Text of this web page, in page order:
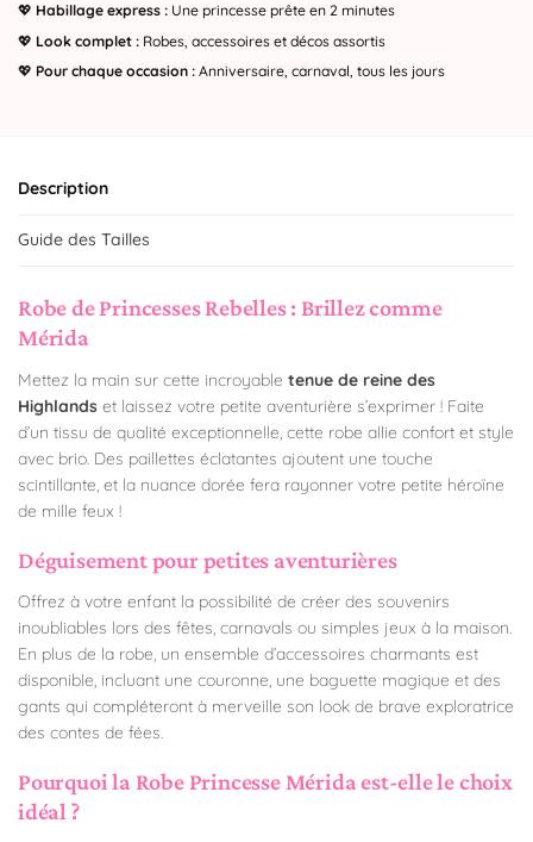
💖 Habillage express : Une princesse prête en 2 minutes
💖 Look complet : Robes, accessoires et décos assortis
💖 Pour chaque occasion : Anniversaire, carnaval, tous les jours
Description
Guide des Tailles
Robe de Princesses Rebelles : Brillez comme
Mérida
Mettez la main sur cette incroyable tenue de reine des
Highlands et laissez votre petite aventurière s’exprimer ! Faite
d’un tissu de qualité exceptionnelle, cette robe allie confort et style
avec brio. Des paillettes éclatantes ajoutent une touche
scintillante, et la nuance dorée fera rayonner votre petite héroïne
de mille feux !
Déguisement pour petites aventurières
Offrez à votre enfant la possibilité de créer des souvenirs
inoubliables lors des fêtes, carnavals ou simples jeux à la maison.
En plus de la robe, un ensemble d’accessoires charmants est
disponible, incluant une couronne, une baguette magique et des
gants qui compléteront à merveille son look de brave exploratrice
des contes de fées.
Pourquoi la Robe Princesse Mérida est-elle le choix
idéal ?